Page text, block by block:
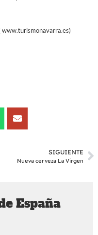
www.turismonavarra.es)
SIGUIENTE
Nueva cerveza La Virgen
España